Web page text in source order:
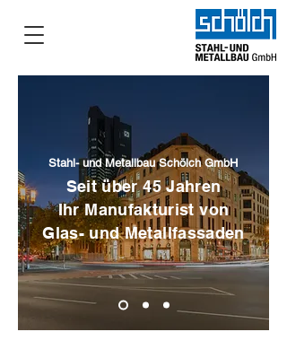
Stahl- und Metallbau Schölch GmbH
Seit über 45 Jahren
Ihr Manufakturist von
Glas- und Metallfassaden